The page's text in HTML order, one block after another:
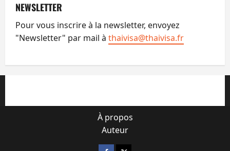
NEWSLETTER
Pour vous inscrire à la newsletter, envoyez
"Newsletter" par mail à thaivisa@thaivisa.fr
À propos
Auteur